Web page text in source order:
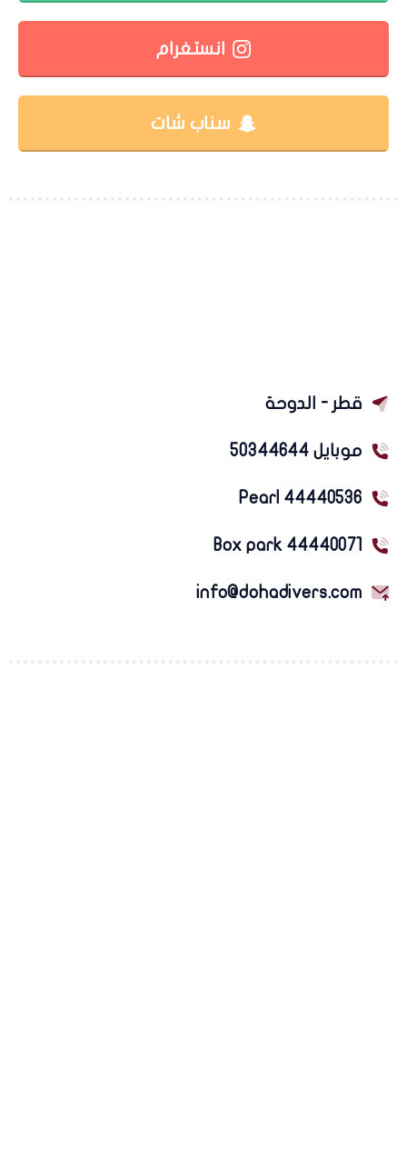
انستغرام
سناب شات
قطر - الدوحة
موبايل 50344644
Pearl 44440536
Box park 44440071
info@dohadivers.com